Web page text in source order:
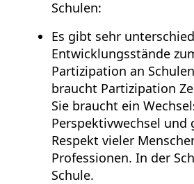
Schulen:
Es gibt sehr
Entwicklungsstände
Partizipation an
braucht Partizipation
Sie braucht ein
Perspektivwechsel und
Respekt vieler
Professionen. In der
Schule.